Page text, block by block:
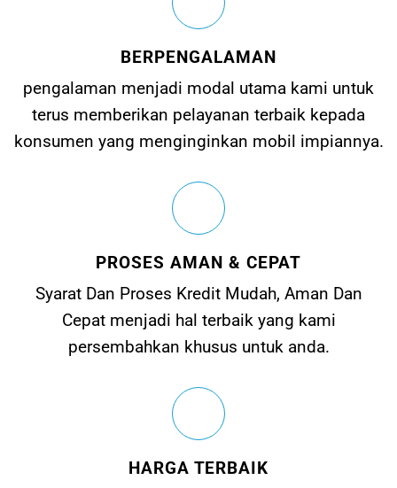
BERPENGALAMAN
pengalaman menjadi modal utama kami untuk
terus memberikan pelayanan terbaik kepada
konsumen yang menginginkan mobil impiannya.
PROSES AMAN & CEPAT
Syarat Dan Proses Kredit Mudah, Aman Dan
Cepat menjadi hal terbaik yang kami
persembahkan khusus untuk anda.
HARGA TERBAIK